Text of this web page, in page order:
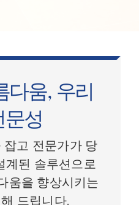
다움, 우리
문성
잡고 전문가가 당
계된 솔루션으로
움을 향상시키는
드립니다.